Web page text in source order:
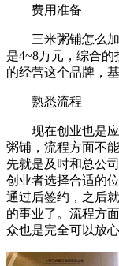
费用准备
三米粥铺怎么加
是4~8万元，综合的
的经营这个品牌，
熟悉流程
现在创业也是应
粥铺，流程方面不
先就是及时和总公
创业者选择合适的
通过后签约，之后
的事业了。流程方
众也是完全可以放